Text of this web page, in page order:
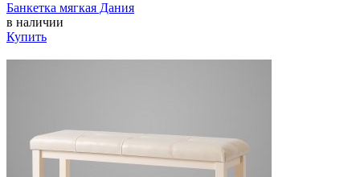
Банкетка мягкая Дания
в наличии
Купить